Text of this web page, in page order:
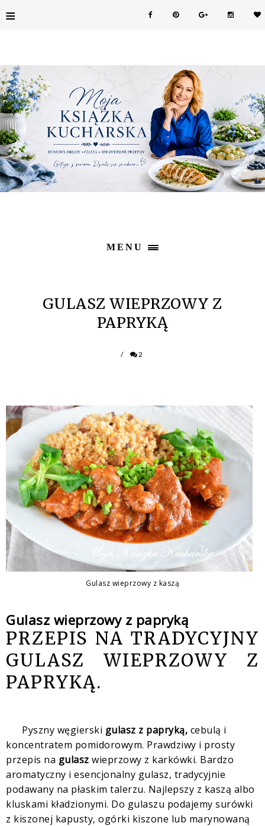
≡
MENU
GULASZ WIEPRZOWY Z
PAPRYKĄ
/ 2
Gulasz wieprzowy z kaszą
Gulasz wieprzowy z papryką
PRZEPIS NA TRADYCYJNY
GULASZ WIEPRZOWY Z
PAPRYKĄ.
Pyszny węgierski gulasz z papryką, cebulą i
koncentratem pomidorowym. Prawdziwy i prosty
przepis na gulasz wieprzowy z karkówki. Bardzo
aromatyczny i esencjonalny gulasz, tradycyjnie
podawany na płaskim talerzu. Najlepszy z kaszą albo
kluskami kładzionymi. Do gulaszu podajemy surówki
z kiszonej kapusty, ogórki kiszone lub marynowaną